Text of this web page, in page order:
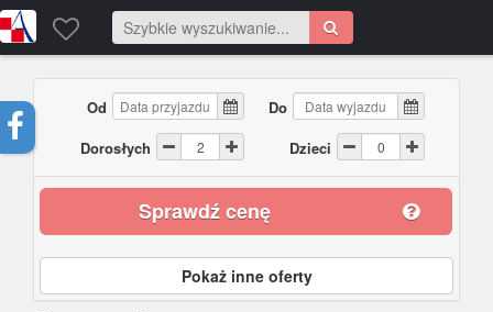
Od
Do
Dorosłych
Dzieci
Sprawdź cenę
Pokaż inne oferty